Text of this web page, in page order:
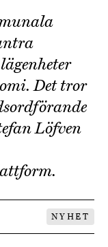
Det tror
Löfven
NYHET